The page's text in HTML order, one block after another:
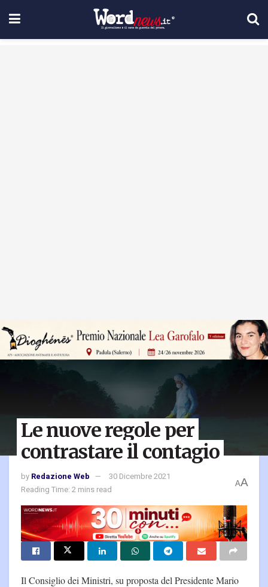
Le nuove regole per
contrastare il contagio
by Redazione Web
30 Dicembre 2021
Reading Time: 2 mins read
AA
Il Consiglio dei Ministri, su proposta del Presidente Mario